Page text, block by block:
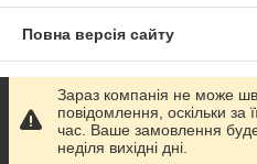
Повна версія сайту
Сайт створено на
Політика конфіденційності
Зараз компанія не може
повідомлення, оскільки за
час. Ваше замовлення
неділя вихідні дні.